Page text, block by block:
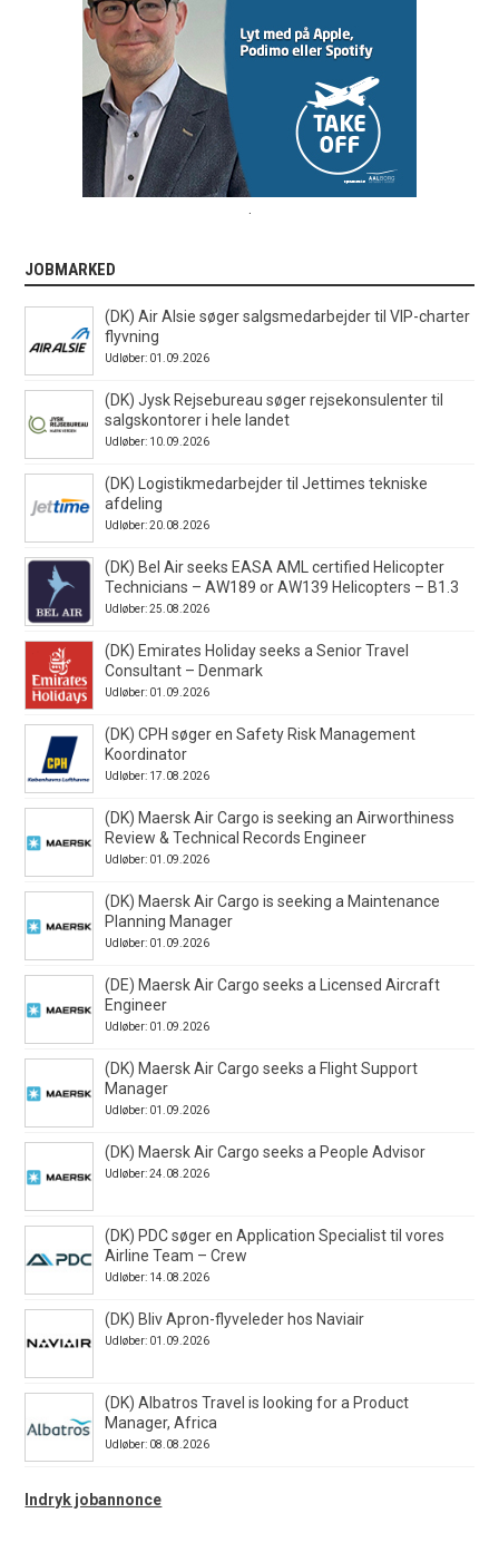
JOBMARKED
(DK) Air Alsie søger salgsmedarbejder til VIP-charter
flyvning
Udløber: 01.09.2026
(DK) Jysk Rejsebureau søger rejsekonsulenter til
salgskontorer i hele landet
Udløber: 10.09.2026
(DK) Logistikmedarbejder til Jettimes tekniske
afdeling
Udløber: 20.08.2026
(DK) Bel Air seeks EASA AML certified Helicopter
Technicians – AW189 or AW139 Helicopters – B1.3
Udløber: 25.08.2026
(DK) Emirates Holiday seeks a Senior Travel
Consultant – Denmark
Udløber: 01.09.2026
(DK) CPH søger en Safety Risk Management
Koordinator
Udløber: 17.08.2026
(DK) Maersk Air Cargo is seeking an Airworthiness
Review & Technical Records Engineer
Udløber: 01.09.2026
(DK) Maersk Air Cargo is seeking a Maintenance
Planning Manager
Udløber: 01.09.2026
(DE) Maersk Air Cargo seeks a Licensed Aircraft
Engineer
Udløber: 01.09.2026
(DK) Maersk Air Cargo seeks a Flight Support
Manager
Udløber: 01.09.2026
(DK) Maersk Air Cargo seeks a People Advisor
Udløber: 24.08.2026
(DK) PDC søger en Application Specialist til vores
Airline Team – Crew
Udløber: 14.08.2026
(DK) Bliv Apron-flyveleder hos Naviair
Udløber: 01.09.2026
(DK) Albatros Travel is looking for a Product
Manager, Africa
Udløber: 08.08.2026
Indryk jobannonce